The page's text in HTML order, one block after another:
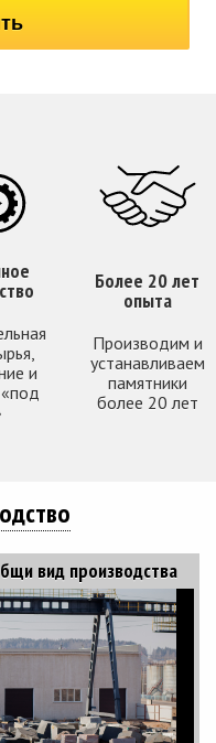
и
Более 20 лет
опыта
Производим и
устанавливаем
памятники
более 20 лет
вид производства